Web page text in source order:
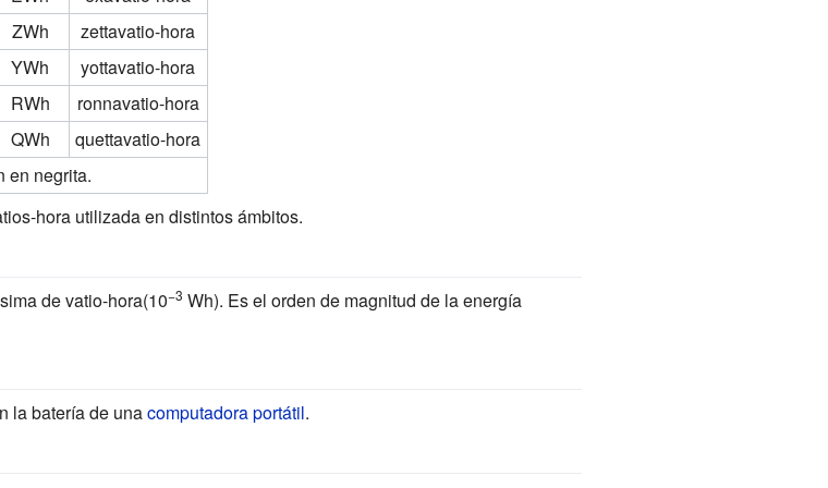
ZWh
zettavatio-hora
YWh
yottavatio-hora
RWh
ronnavatio-hora
QWh
quettavatio-hora
en negrita.
hora utilizada en distintos ámbitos.
de vatio-hora(10−3 Wh). Es el orden de magnitud de la energía
la batería de unacomputadora portátil.